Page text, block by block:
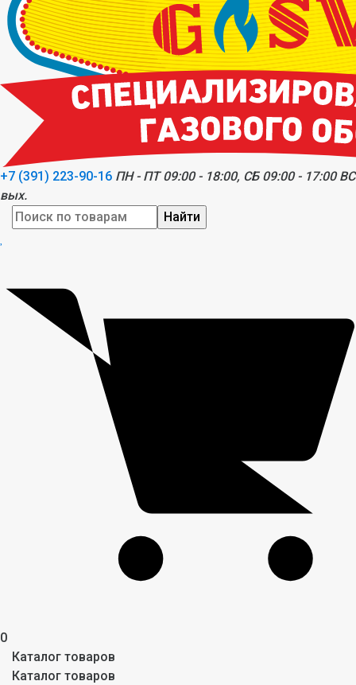
+7 (391) 223-90-16 ПН - ПТ 09:00 - 18:00, СБ 09:00 - 17:00
вых.
Найти
0
Каталог товаров
Каталог товаров